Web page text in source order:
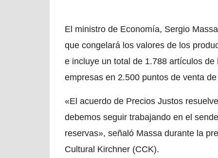
El ministro de Economía, Sergio
que congelará los valores de los
e incluye un total de 1.788 artículos
empresas en 2.500 puntos de venta
«El acuerdo de Precios Justos
debemos seguir trabajando en el
reservas», señaló Massa durante la
Cultural Kirchner (CCK).